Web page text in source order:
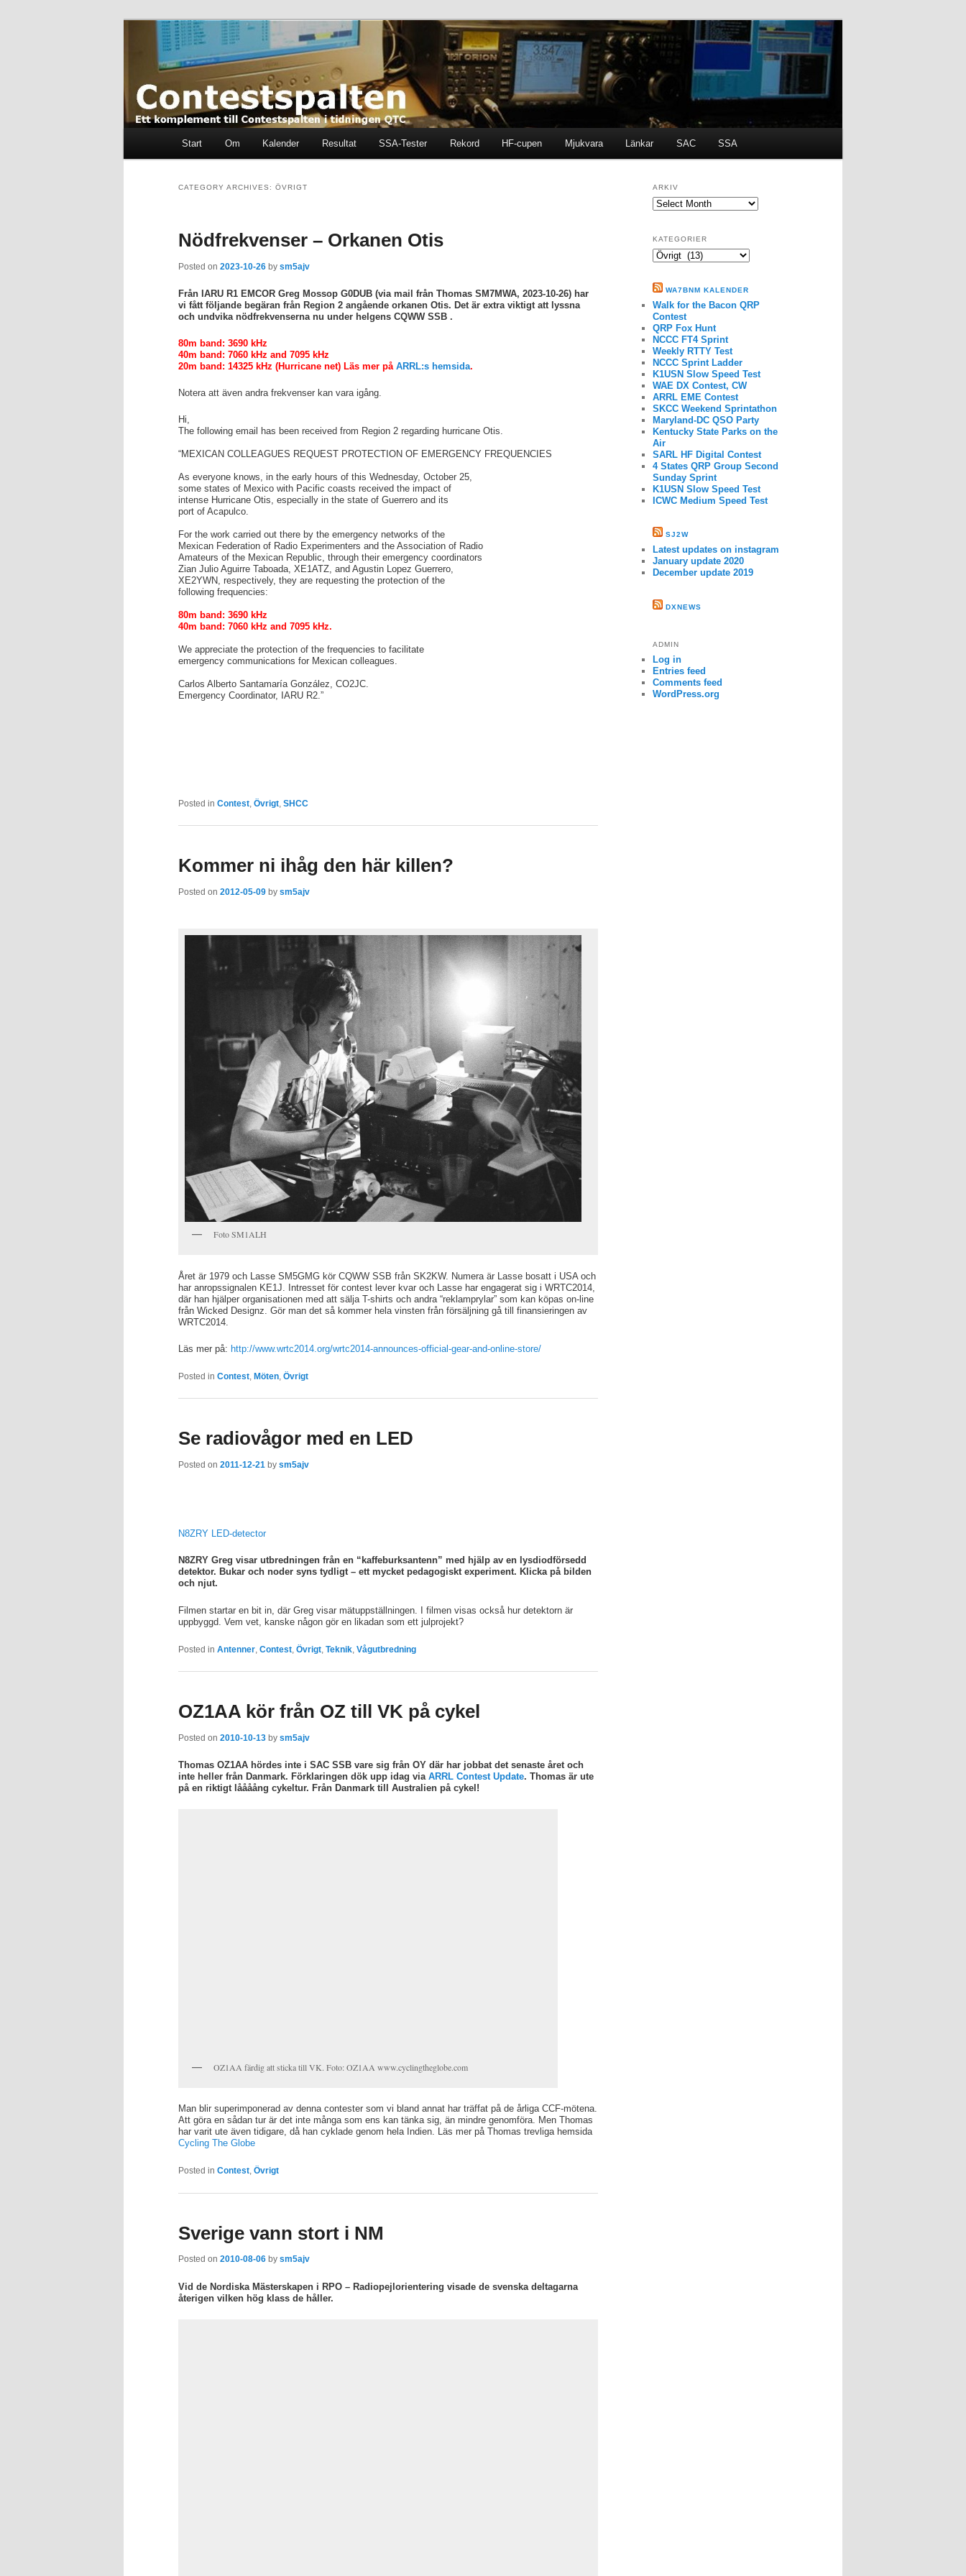
Contestspalten
Ett komplement till contestspalten i tidningen QTC
Start Om Kalender Resultat SSA-Tester Rekord HF-cupen Mjukvara Länkar SAC SSA
CATEGORY ARCHIVES: ÖVRIGT
Nödfrekvenser – Orkanen Otis
Posted on 2023-10-26 by sm5ajv
Från IARU R1 EMCOR Greg Mossop G0DUB (via mail från Thomas SM7MWA, 2023-10-26) har
vi fått följande begäran från Region 2 angående orkanen Otis. Det är extra viktigt att lyssna
och undvika nödfrekvenserna nu under helgens CQWW SSB .
80m band: 3690 kHz
40m band: 7060 kHz and 7095 kHz
20m band: 14325 kHz (Hurricane net) Läs mer på ARRL:s hemsida.
Notera att även andra frekvenser kan vara igång.
Hi,
The following email has been received from Region 2 regarding hurricane Otis.
“MEXICAN COLLEAGUES REQUEST PROTECTION OF EMERGENCY FREQUENCIES
As everyone knows, in the early hours of this Wednesday, October 25,
some states of Mexico with Pacific coasts received the impact of
intense Hurricane Otis, especially in the state of Guerrero and its
port of Acapulco.
For the work carried out there by the emergency networks of the
Mexican Federation of Radio Experimenters and the Association of Radio
Amateurs of the Mexican Republic, through their emergency coordinators
Zian Julio Aguirre Taboada, XE1ATZ, and Agustin Lopez Guerrero,
XE2YWN, respectively, they are requesting the protection of the
following frequencies:
80m band: 3690 kHz
40m band: 7060 kHz and 7095 kHz.
We appreciate the protection of the frequencies to facilitate
emergency communications for Mexican colleagues.
Carlos Alberto Santamaría González, CO2JC.
Emergency Coordinator, IARU R2.”
Posted in Contest, Övrigt, SHCC
Kommer ni ihåg den här killen?
Posted on 2012-05-09 by sm5ajv
Foto SM1ALH
Året är 1979 och Lasse SM5GMG kör CQWW SSB från SK2KW. Numera är Lasse bosatt i USA och
har anropssignalen KE1J. Intresset för contest lever kvar och Lasse har engagerat sig i WRTC2014,
där han hjälper organisationen med att sälja T-shirts och andra “reklamprylar” som kan köpas on-line
från Wicked Designz. Gör man det så kommer hela vinsten från försäljning gå till finansieringen av
WRTC2014.
Läs mer på: http://www.wrtc2014.org/wrtc2014-announces-official-gear-and-online-store/
Posted in Contest Möten Övrigt
Se radiovågor med en LED
Posted on 2011-12-21 by sm5ajv
N8ZRY LED-detector
N8ZRY Greg visar utbredningen från en “kaffeburksantenn” med hjälp av en lysdiodförsedd
detektor. Bukar och noder syns tydligt – ett mycket pedagogiskt experiment. Klicka på bilden
och njut.
Filmen startar en bit in, där Greg visar mätuppställningen. I filmen visas också hur detektorn är
uppbyggd. Vem vet, kanske någon gör en likadan som ett julprojekt?
Posted in Antenner Contest Övrigt Teknik Vågutbredning
OZ1AA kör från OZ till VK på cykel
Posted on 2010-10-13 by sm5ajv
Thomas OZ1AA hördes inte i SAC SSB vare sig från OY där har jobbat det senaste året och
inte heller från Danmark. Förklaringen dök upp idag via ARRL Contest Update. Thomas är ute
på en riktigt låååång cykeltur. Från Danmark till Australien på cykel!
OZ1AA färdig att sticka till VK. Foto: OZ1AA www.cyclingtheglobe.com
Man blir superimponerad av denna contester som vi bland annat har träffat på de årliga CCF-mötena.
Att göra en sådan tur är det inte många som ens kan tänka sig, än mindre genomföra. Men Thomas
har varit ute även tidigare, då han cyklade genom hela Indien. Läs mer på Thomas trevliga hemsida
Cycling The Globe
Posted in Contest, Övrigt
Sverige vann stort i NM
Posted on 2010-08-06 by sm5ajv
Vid de Nordiska Mästerskapen i RPO – Radiopejlorientering visade de svenska deltagarna
återigen vilken hög klass de håller.
ARKIV
ARKIV
KATEGORIER
Kategorier
WA7BNM KALENDER
Walk for the Bacon QRP
Contest
QRP Fox Hunt
NCCC FT4 Sprint
Weekly RTTY Test
NCCC Sprint Ladder
K1USN Slow Speed Test
WAE DX Contest, CW
ARRL EME Contest
SKCC Weekend Sprintathon
Maryland-DC QSO Party
Kentucky State Parks on the
Air
SARL HF Digital Contest
4 States QRP Group Second
Sunday Sprint
K1USN Slow Speed Test
ICWC Medium Speed Test
SJ2W
Latest updates on instagram
January update 2020
December update 2019
DXNEWS
ADMIN
Log in
Entries feed
Comments feed
WordPress.org